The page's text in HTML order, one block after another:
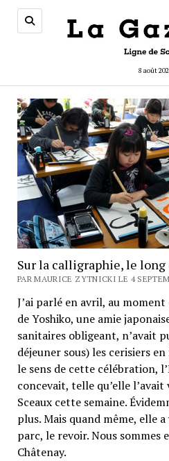
8 août
Sur la calligraphie, le long
PAR MAURICE ZYTNICKI LE 4
J’ai parlé en avril, au
de Yoshiko, une amie
sanitaires obligeant, n’avait
déjeuner sous) les cerisiers en
le sens de cette célébration,
concevait, telle qu’elle l’avait
Sceaux cette semaine.
plus. Mais quand même, elle
parc, le revoir. Nous sommes
Châtenay.